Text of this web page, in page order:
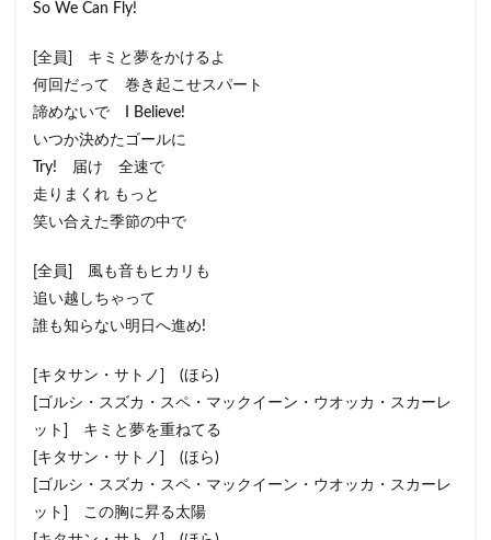
So We Can Fly!
[全員] キミと夢をかけるよ
何回だって 巻き起こせスパート
諦めないで I Believe!
いつか決めたゴールに
Try! 届け 全速で
走りまくれ もっと
笑い合えた季節の中で
[全員] 風も音もヒカリも
追い越しちゃって
誰も知らない明日へ進め!
[キタサン・サトノ] (ほら)
[ゴルシ・スズカ・スペ・マックイーン・ウオッカ・スカーレ
ット] キミと夢を重ねてる
[キタサン・サトノ] (ほら)
[ゴルシ・スズカ・スペ・マックイーン・ウオッカ・スカーレ
ット] この胸に昇る太陽